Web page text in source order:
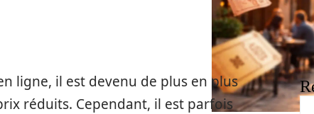
ligne, il est devenu de plus en plus
réduits. Cependant, il est parfois